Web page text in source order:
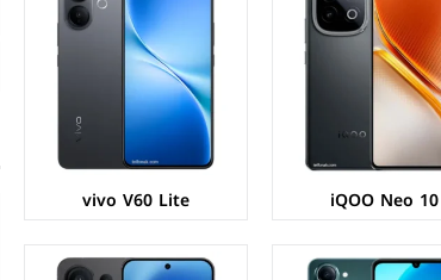
iQOO Neo 10
vivo V60 Lite
خلفية 50+0.08 م.ب/ أمامية 5 م.ب
128/256 + 6/8 جيجابايت
5500 مللي أمبير - 15 واط
←
الشاشة:LTPO AMOLED بحجم 6.31 بوصة بدقة 1216p
الكاميرات:
خلفية 50+50+8 م.ب/ امامية 50 م.ب
الذاكرة+الرام:256/512 + 12/16 جيجابايت
نظام التشغيل:Android 15
البطارية:6500 مللي امبير - 90 واط
عرض المواصفات ←